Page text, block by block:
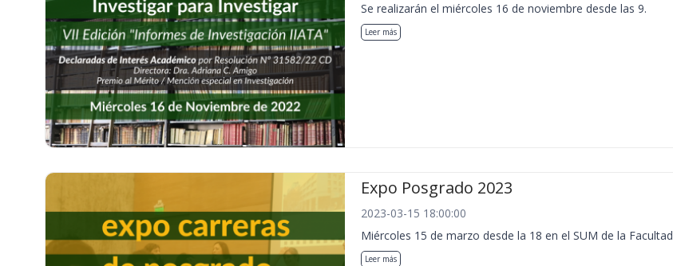
Se realizarán el miércoles 16 de noviembre desde las 9.
Leer más
Expo Posgrado 2023
2023-03-15 18:00:00
Miércoles 15 de marzo desde la 18 en el SUM de la Facultad
Leer más